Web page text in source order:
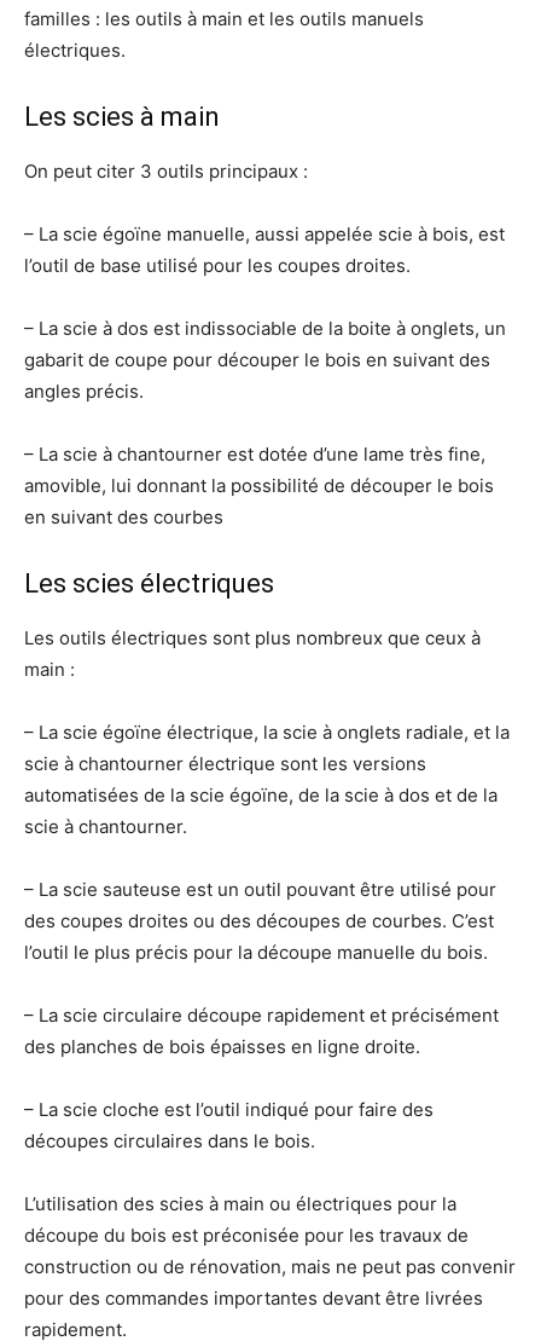
familles : les outils à main et les outils manuels
électriques.
Les scies à main
On peut citer 3 outils principaux :
– La scie égoïne manuelle, aussi appelée scie à bois, est
l’outil de base utilisé pour les coupes droites.
– La scie à dos est indissociable de la boite à onglets, un
gabarit de coupe pour découper le bois en suivant des
angles précis.
– La scie à chantourner est dotée d’une lame très fine,
amovible, lui donnant la possibilité de découper le bois
en suivant des courbes
Les scies électriques
Les outils électriques sont plus nombreux que ceux à
main :
– La scie égoïne électrique, la scie à onglets radiale, et la
scie à chantourner électrique sont les versions
automatisées de la scie égoïne, de la scie à dos et de la
scie à chantourner.
– La scie sauteuse est un outil pouvant être utilisé pour
des coupes droites ou des découpes de courbes. C’est
l’outil le plus précis pour la découpe manuelle du bois.
– La scie circulaire découpe rapidement et précisément
des planches de bois épaisses en ligne droite.
– La scie cloche est l’outil indiqué pour faire des
découpes circulaires dans le bois.
L’utilisation des scies à main ou électriques pour la
découpe du bois est préconisée pour les travaux de
construction ou de rénovation, mais ne peut pas convenir
pour des commandes importantes devant être livrées
rapidement.